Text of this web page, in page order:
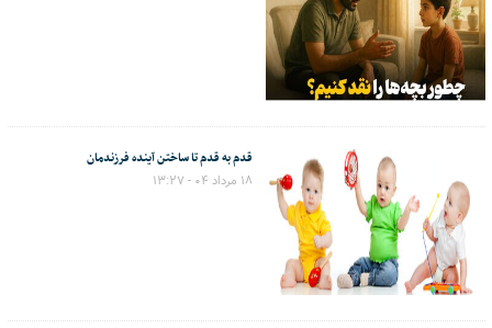
قدم به قدم تا ساختن آینده فرزندمان
۱۸ مرداد ۰۴ - ۱۳:۲۷